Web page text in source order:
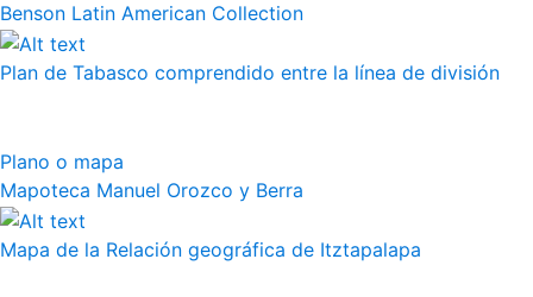
Benson Latin American Collection
Plan de Tabasco comprendido entre la línea de división
Plano o mapa
Mapoteca Manuel Orozco y Berra
Mapa de la Relación geográfica de Itztapalapa